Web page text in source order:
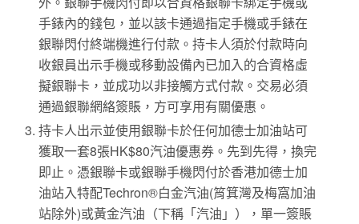
手錶內的錢包，並以該卡通過指定手機或手錶在
銀聯閃付終端機進行付款。持卡人須於付款時向
收銀員出示手機或移動設備內已加入的合資格虛
擬銀聯卡，並成功以非接觸方式付款。交易必須
通過銀聯網絡簽賬，方可享用有關優惠。
持卡人出示並使用銀聯卡於任何加德士加油站可
獲取一套8張HK$80汽油優惠券。先到先得，換完
即止。憑銀聯卡或銀聯手機閃付於香港加德士加
油站入特配Techron®白金汽油(筲箕灣及梅窩加油
站除外)或黃金汽油（下稱「汽油」），單一簽賬